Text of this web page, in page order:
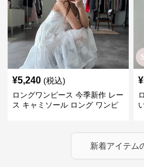
¥5,240 (税込)
ロングワンピース 今季新作 レー
ス キャミソール ロング ワンピ
¥
新着アイテム